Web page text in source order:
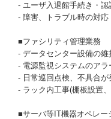
- ユーザ入退館手続き・
- 障害、トラブル時の対応
■ファシリティ管理業務
- データセンター設備の
- 電源監視システムのアラ
- 日常巡回点検、不具合
- ラック内工事(棚板設置
■サーバ等IT機器オペレー